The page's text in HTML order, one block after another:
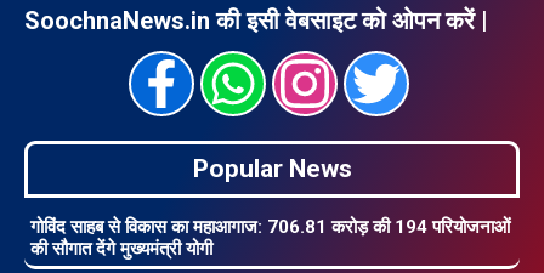
SoochnaNews.in की इसी वेबसाइट को ओपन करें |
Popular News
गोविंद साहब से विकास का महाआगाज: 706.81 करोड़ की 194 परियोजनाओं
की सौगात देंगे मुख्यमंत्री योगी